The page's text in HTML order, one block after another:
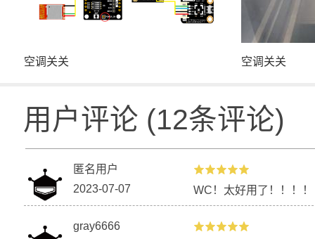
空调关关 空调关关
用户评论 (12条评论)
匿名用户
2023-07-07
WC！太好用了！！！
gray6666